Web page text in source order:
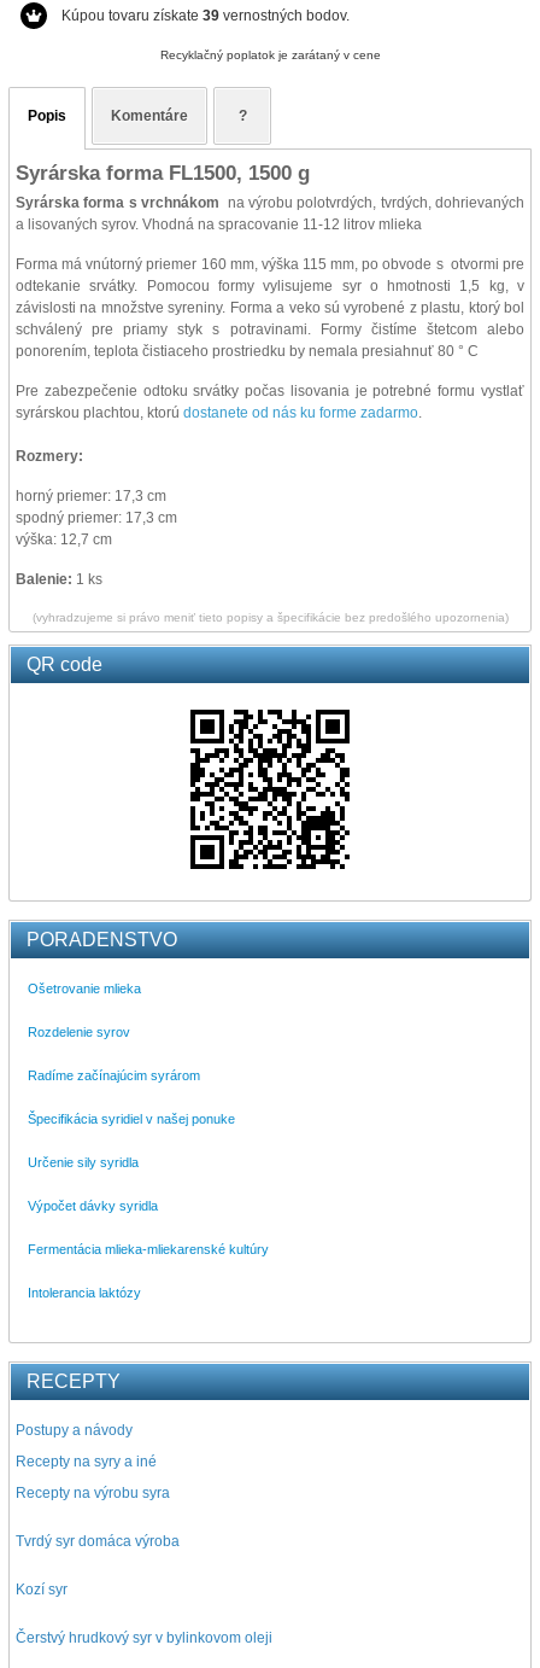
PORADENSTVO
Ošetrovanie mlieka
Rozdelenie syrov
Radíme začínajúcim syrárom
Špecifikácia syridiel v našej ponuke
Určenie sily syridla
Výpočet dávky syridla
Fermentácia mlieka-mliekarenské kultúry
Intolerancia laktózy
RECEPTY
Postupy a návody
Recepty na syry a iné
Recepty na výrobu syra
Tvrdý syr domáca výroba
Kozí syr
Čerstvý hrudkový syr v bylinkovom oleji
Kúpou tovaru získate 39 vernostných bodov.
Recyklačný poplatok je zarátaný v cene
Popis Komentáre ?
Syrárska forma FL1500, 1500 g
Syrárska forma s vrchnákom na výrobu polotvrdých, tvrdých, dohrievaných
a lisovaných syrov. Vhodná na spracovanie 11-12 litrov mlieka
Forma má vnútorný priemer 160 mm, výška 115 mm, po obvode s otvormi pre
odtekanie srvátky.
Pomocou formy vylisujeme syr o hmotnosti 1,5 kg, v
závislosti na množstve syreniny. Forma a veko sú vyrobené z plastu, ktorý bol
schválený pre priamy styk s potravinami. Formy čistíme štetcom alebo
ponorením, teplota čistiaceho prostriedku by nemala presiahnuť 80 ° C
Pre zabezpečenie odtoku srvátky počas lisovania je potrebné formu vystlať
syrárskou plachtou, ktorú dostanete od nás ku forme zadarmo.
Rozmery:
horný priemer: 17,3 cm
spodný priemer: 17,3 cm
výška: 12,7 cm
Balenie: 1 ks
(vyhradzujeme si právo meniť tieto popisy a špecifikácie bez predošlého upozornenia)
QR code